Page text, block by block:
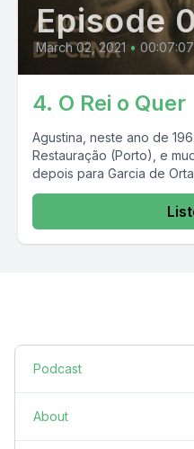
Episode
March 02, 2021 • 00:07:07
4. O Rei o Quer
Agustina, neste ano de
Restauração (Porto), e
depois para Garcia de
Podcast
About